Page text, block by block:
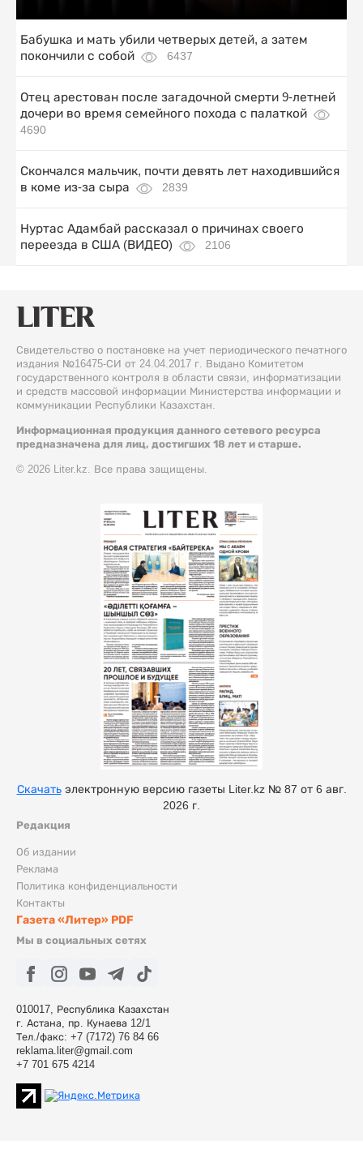
Бабушка и мать убили четверых детей, а затем
покончили с собой
6437
Отец арестован после загадочной смерти 9-летней
дочери во время семейного похода с палаткой
4690
Скончался мальчик, почти девять лет находившийся
в коме из-за сыра
2839
Нуртас Адамбай рассказал о причинах своего
переезда в США (ВИДЕО)
2106
Свидетельство о постановке на учет периодического печатного
издания №16475-СИ от 24.04.2017 г. Выдано Комитетом
государственного контроля в области связи, информатизации
и средств массовой информации Министерства информации и
коммуникации Республики Казахстан.
Информационная продукция данного сетевого ресурса
предназначена для лиц, достигших 18 лет и старше.
© 2026 Liter.kz. Все права защищены.
Редакция
Об издании
Реклама
Политика конфиденциальности
Контакты
Газета «Литер» PDF
Мы в социальных сетях
010017, Республика Казахстан
г. Астана, пр. Кунаева 12/1
Тел./факс: +7 (7172) 76 84 66
reklama.liter@gmail.com
+7 701 675 4214
Скачатьэлектронную версию газеты Liter.kz № 87 от 6 авг.
2026 г.